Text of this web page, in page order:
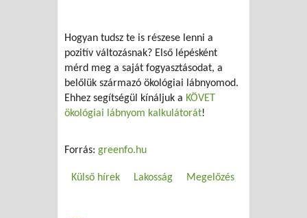
Hogyan tudsz te is részese lenni a
pozitív változásnak? Első lépésként
mérd meg a saját fogyasztásodat, a
belőlük származó ökológiai lábnyomod.
Ehhez segítségül kínáljuk a KÖVET
ökológiai lábnyom kalkulátorát!
Forrás: greenfo.hu
Külső hírek Lakosság Megelőzés